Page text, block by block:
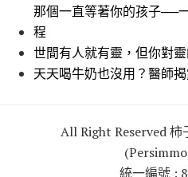
那個一直等著你的孩子──
程
世間有人就有靈，但你對
天天喝牛奶也沒用？醫師
All Right Reserved 柿
統一編號 :